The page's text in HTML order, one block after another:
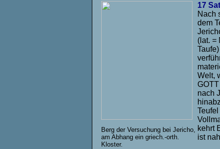
Berg der Versuchung bei Jericho,
am Abhang ein griech.-orth.
Kloster.
17
Nach
dem
(lat. =
Welt,
nach
kehrt
ist